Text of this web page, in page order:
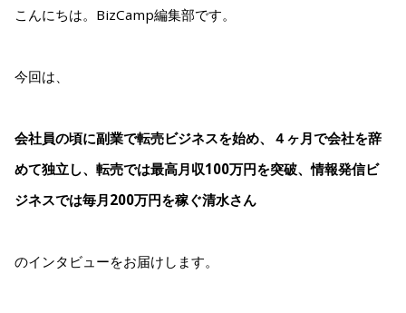
こんにちは。BizCamp編集部です。
今回は、
会社員の頃に副業で転売ビジネスを始め、４ヶ月で会社を辞
めて独立し、 転売では最高月収100万円を突破、情報発信ビ
ジネスでは毎月200万円を稼ぐ清水さん
のインタビューをお届けします。